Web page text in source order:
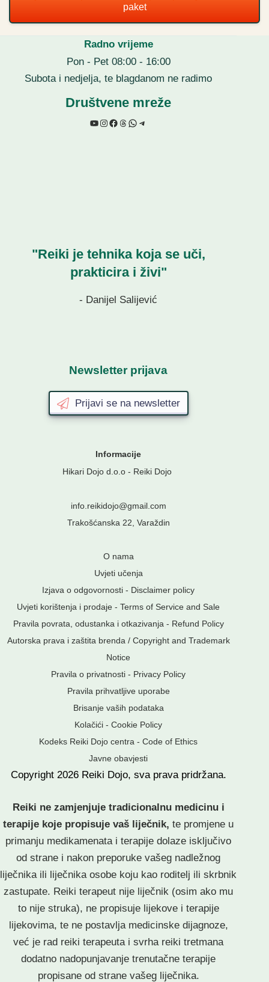
paket
Radno vrijeme
Pon - Pet 08:00 - 16:00
Subota i nedjelja, te blagdanom ne radimo
Društvene mreže
YouTube
Instagram
Facebook
Threads
WhatsApp
Telegram
"Reiki je tehnika koja se uči,
prakticira i živi"
- Danijel Salijević
Newsletter prijava
Prijavi se na newsletter
Informacije
Hikari Dojo d.o.o - Reiki Dojo
info.reikidojo@gmail.com
Trakošćanska 22, Varaždin
O nama
Uvjeti učenja
Izjava o odgovornosti - Disclaimer policy
Uvjeti korištenja i prodaje - Terms of Service and Sale
Pravila povrata, odustanka i otkazivanja - Refund Policy
Autorska prava i zaštita brenda / Copyright and Trademark
Notice
Pravila o privatnosti - Privacy Policy
Pravila prihvatljive uporabe
Brisanje vaših podataka
Kolačići - Cookie Policy
Kodeks Reiki Dojo centra - Code of Ethics
Javne obavjesti
Copyright 2026 Reiki Dojo, sva prava pridržana.
Reiki ne zamjenjuje tradicionalnu medicinu i
terapije koje propisuje vaš liječnik, te promjene u
primanju medikamenata i terapije dolaze isključivo
od strane i nakon preporuke vašeg nadležnog
liječnika ili liječnika osobe koju kao roditelj ili skrbnik
zastupate. Reiki terapeut nije liječnik (osim ako mu
to nije struka), ne propisuje lijekove i terapije
lijekovima, te ne postavlja medicinske dijagnoze,
već je rad reiki terapeuta i svrha reiki tretmana
dodatno nadopunjavanje trenutačne terapije
propisane od strane vašeg liječnika.